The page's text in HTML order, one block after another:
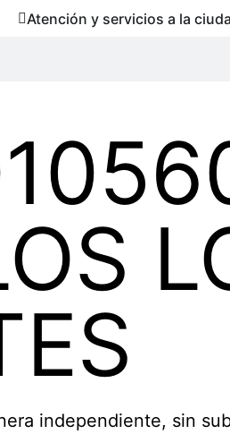
Atención y servicios a la
independiente, sin